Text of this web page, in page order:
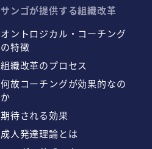
サンゴが提供する組織改革
オントロジカル・コーチング
の特徴
組織改革のプロセス
何故コーチングが効果的なの
か
期待される効果
成人発達理論とは